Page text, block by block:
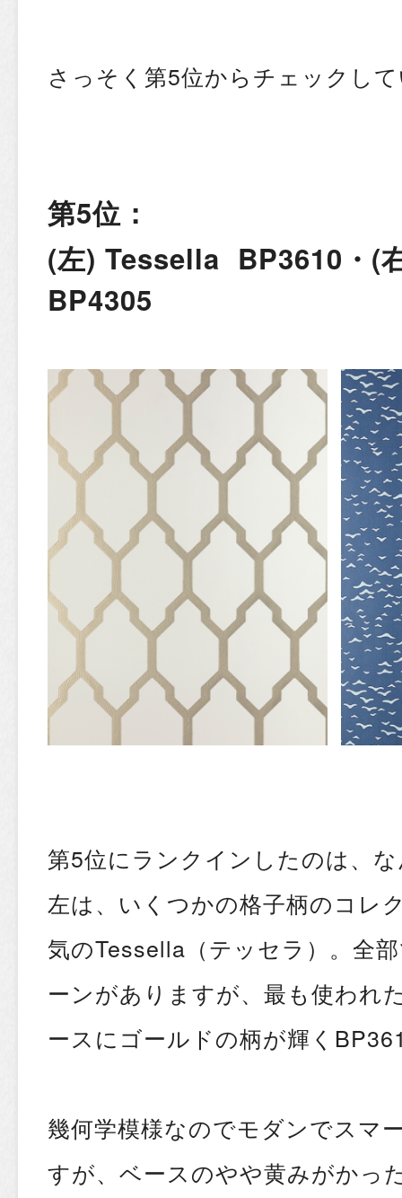
さっそく第5位からチェックし
第5位：
(左) Tessella BP3610・(
BP4305
第5位にランクインしたのは、
左は、いくつかの格子柄のコレ
気のTessella（テッセラ）。全
ーンがありますが、最も使われ
ースにゴールドの柄が輝く
幾何学模様なのでモダンでスマ
すが、ベースのやや黄みがかっ